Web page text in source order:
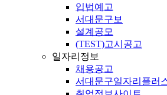
입법예고
서대문구보
설계공모
(TEST)고시공고
일자리정보
채용공고
서대문구일자리플러